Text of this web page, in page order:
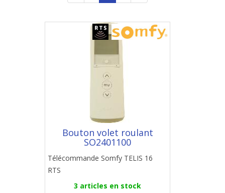
Bouton volet roulant
SO2401100
Télécommande Somfy TELIS 16
RTS
3 articles en stock